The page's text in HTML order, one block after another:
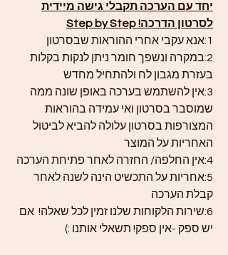
יחד עם הערכה תקבלי גישה מיידית
לסרטון הדרכה! Step by Step
1:אנא עקבי אחרי ההוראות שבסרטון
2:במקרה ונשפך חומר ניתן לנקות בקלות
בעזרת מגבון לח ולהתחיל מחדש
3:אין להשתמש בערכה באופן שונה ממה
שמוסבר בסרטון ואי עמידה בהוראות
המצורפות בסרטון עלולה להביא לביטול
האחריות על המוצר
4:אין החלפה/ החזרה לאחר פתיחת הערכה
5:אחריות על התכשיט הינה לשנה לאחר
קבלת הערכה
6:שירות הלקוחות שלנו זמין לכל שאלה! אם
יש ספק -אין ספק! תשאלי אותנו :)